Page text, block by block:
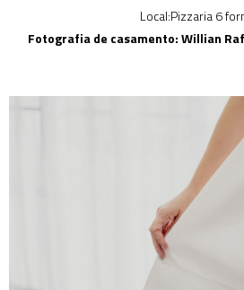
Local:Pizzaria 6
Fotografia de casamento: Willian